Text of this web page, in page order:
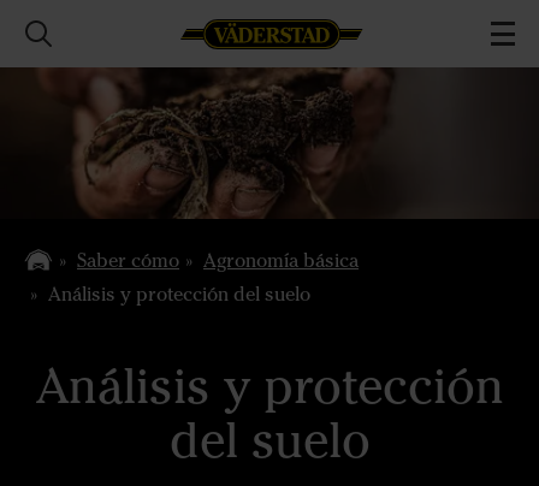
Saber cómo
Agronomía básica
Análisis y protección del suelo
Análisis y protección
del suelo